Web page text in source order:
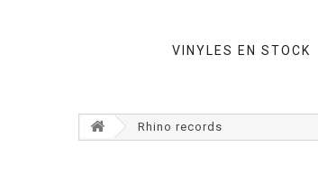
VINYLES EN STOCK
Rhino records